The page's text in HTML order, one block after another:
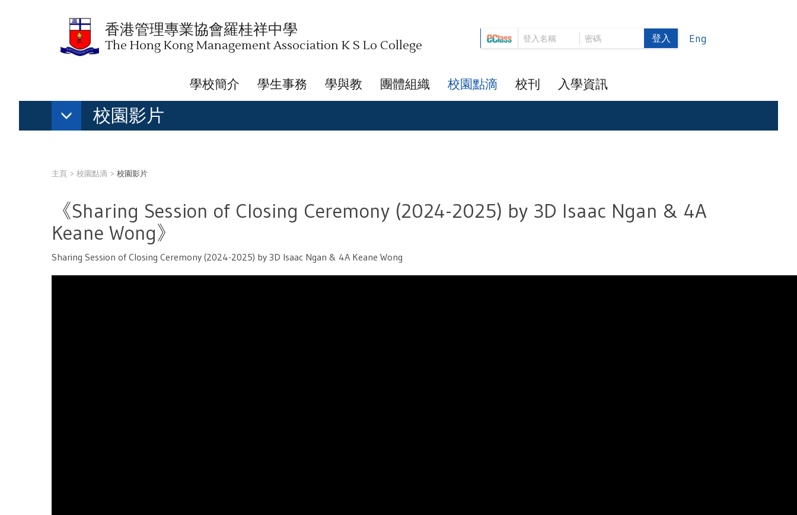
香港管理專業協會羅桂祥中學
The Hong Kong Management Association K S Lo College 登入 Eng
學校簡介 學生事務 學與教 團體組織 校園點滴 校刊 入學資訊
校園影片
主頁 校園點滴 校園影片
《Sharing Session of Closing Ceremony (2024-2025) by 3D Isaac Ngan & 4A
Keane Wong》
Sharing Session of Closing Ceremony (2024-2025) by 3D Isaac Ngan & 4A Keane Wong